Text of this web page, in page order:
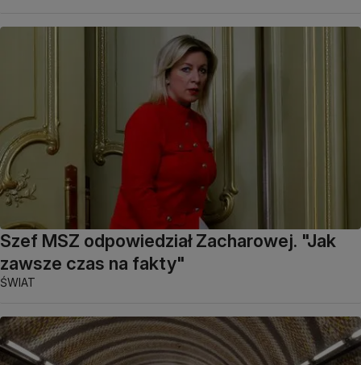
Szef MSZ odpowiedział Zacharowej. "Jak
zawsze czas na fakty"
ŚWIAT